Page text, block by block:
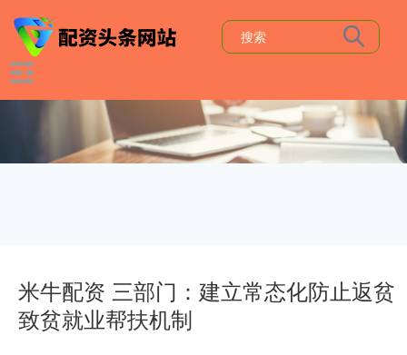
米牛配资 三部门：建立常态化防止返贫
致贫就业帮扶机制